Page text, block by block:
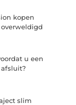
kopen
u een
slim